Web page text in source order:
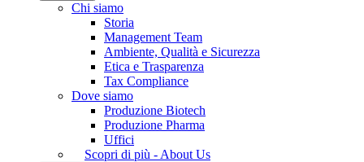
Chi siamo
Storia
Management Team
Ambiente, Qualità e Sicurezza
Etica e Trasparenza
Tax Compliance
Dove siamo
Produzione Biotech
Produzione Pharma
Uffici
Scopri di più - About Us